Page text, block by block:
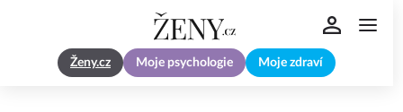
Ženy.cz Moje psychologie Moje zdraví